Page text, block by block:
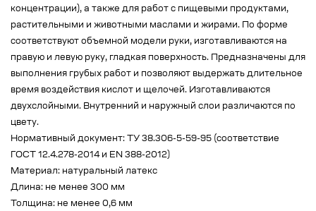
концентрации), а также для работ с пищевыми продуктами,
растительными и животными маслами и жирами. По форме
соответствуют объемной модели руки, изготавливаются на
правую и левую руку, гладкая поверхность. Предназначены для
выполнения грубых работ и позволяют выдержать длительное
время воздействия кислот и щелочей. Изготавливаются
двухслойными. Внутренний и наружный слои различаются по
цвету.
Нормативный документ: ТУ 38.306-5-59-95 (соответствие
ГОСТ 12.4.278-2014 и ЕN 388-2012)
Материал: натуральный латекс
Длина: не менее 300 мм
Толщина: не менее 0,6 мм